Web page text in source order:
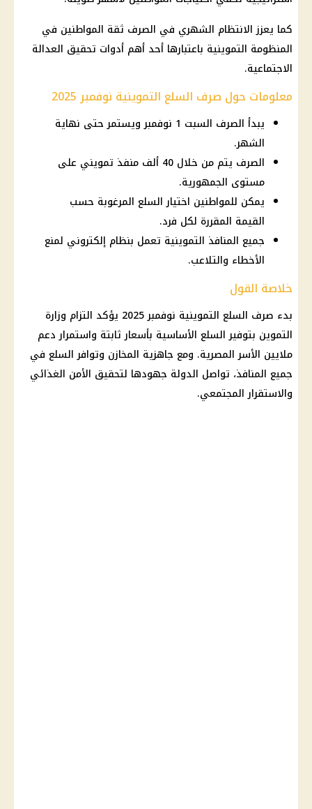
كما يعزز الانتظام الشهري في الصرف ثقة المواطنين في
المنظومة التموينية باعتبارها أحد أهم أدوات تحقيق العدالة
الاجتماعية.
معلومات حول صرف السلع التموينية نوفمبر 2025
يبدأ الصرف السبت 1 نوفمبر ويستمر حتى نهاية
الشهر.
الصرف يتم من خلال 40 ألف منفذ تمويني على
مستوى الجمهورية.
يمكن للمواطنين اختيار السلع المرغوبة حسب
القيمة المقررة لكل فرد.
جميع المنافذ التموينية تعمل بنظام إلكتروني لمنع
الأخطاء والتلاعب.
خلاصة القول
بدء صرف السلع التموينية نوفمبر 2025 يؤكد التزام وزارة
التموين بتوفير السلع الأساسية بأسعار ثابتة واستمرار دعم
ملايين الأسر المصرية. ومع جاهزية المخازن وتوافر السلع في
جميع المنافذ، تواصل الدولة جهودها لتحقيق الأمن الغذائي
والاستقرار المجتمعي.